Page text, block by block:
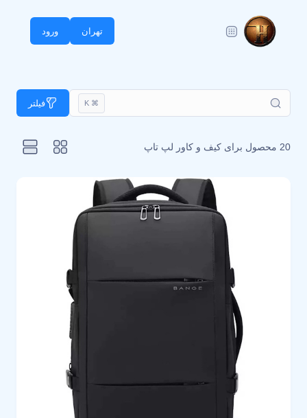
تهران ورود
⌘ K فیلتر
20 محصول برای کیف و کاور لپ تاپ